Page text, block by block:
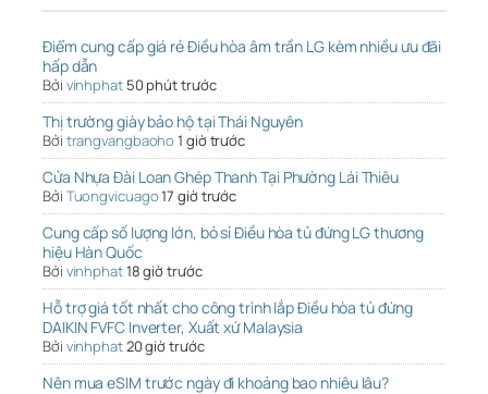
Điểm cung cấp giá rẻ Điều hòa âm trần LG kèm nhiều ưu đãi
hấp dẫn
Bởi vinhphat 50 phút trước
Thị trường giày bảo hộ tại Thái Nguyên
Bởi trangvangbaoho 1 giờ trước
Cửa Nhựa Đài Loan Ghép Thanh Tại Phường Lái Thiêu
Bởi Tuongvicuago17 giờ trước
Cung cấp số lượng lớn, bỏ sỉ Điều hòa tủ đứng LG thương
hiệu Hàn Quốc
Bởi vinhphat18 giờ trước
Hỗ trợ giá tốt nhất cho công trình lắp Điều hòa tủ đứng
DAIKIN FVFC Inverter, Xuất xứ Malaysia
Bởi vinhphat20 giờ trước
Nên mua eSIM trước ngày đi khoảng bao nhiêu lâu?